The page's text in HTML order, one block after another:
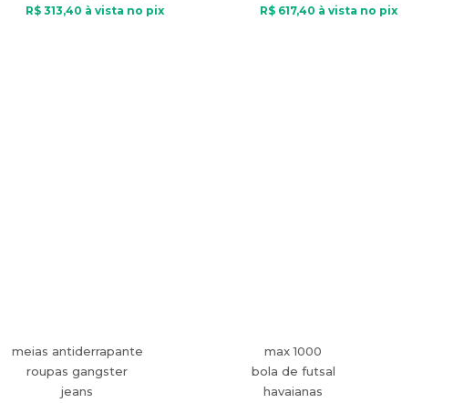
R$ 313,40 à vista no pix R$ 617,40 à vista no pix
meias antiderrapante
roupas gangster
jeans
max 1000
bola de futsal
havaianas